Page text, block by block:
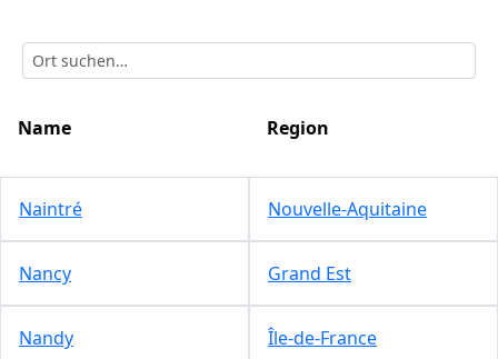
Name Region
Naintré Nouvelle-Aquitaine
Nancy Grand Est
Nandy Île-de-France